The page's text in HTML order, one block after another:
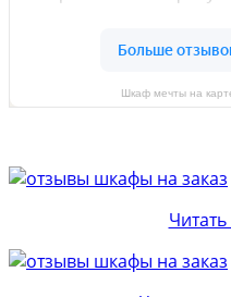
Шкаф мечты на